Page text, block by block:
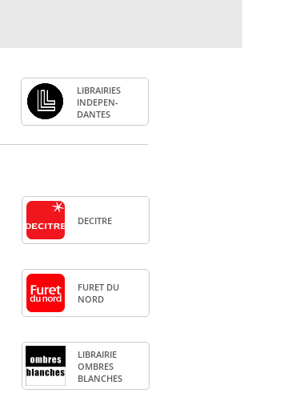
LIBRAI­RIES
INDE­PEN­
DANTES
DECITRE
FURET DU
NORD
LIBRAI­RIE
OMBRES
BLANCHES